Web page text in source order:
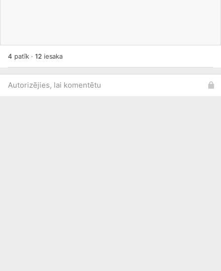
4 patīk ·12 iesaka
Autorizējies, lai komentētu